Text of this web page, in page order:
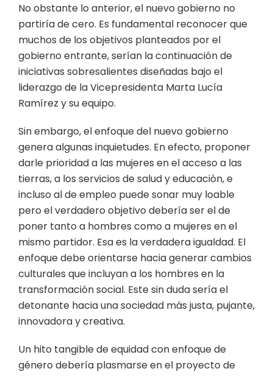
No obstante lo anterior, el nuevo gobierno no
partiría de cero. Es fundamental reconocer que
muchos de los objetivos planteados por el
gobierno entrante, serían la continuación de
iniciativas sobresalientes diseñadas bajo el
liderazgo de la Vicepresidenta Marta Lucía
Ramírez y su equipo.
Sin embargo, el enfoque del nuevo gobierno
genera algunas inquietudes. En efecto, proponer
darle prioridad a las mujeres en el acceso a las
tierras, a los servicios de salud y educación, e
incluso al de empleo puede sonar muy loable
pero el verdadero objetivo debería ser el de
poner tanto a hombres como a mujeres en el
mismo partidor. Esa es la verdadera igualdad. El
enfoque debe orientarse hacia generar cambios
culturales que incluyan a los hombres en la
transformación social. Este sin duda sería el
detonante hacia una sociedad más justa, pujante,
innovadora y creativa.
Un hito tangible de equidad con enfoque de
género debería plasmarse en el proyecto de